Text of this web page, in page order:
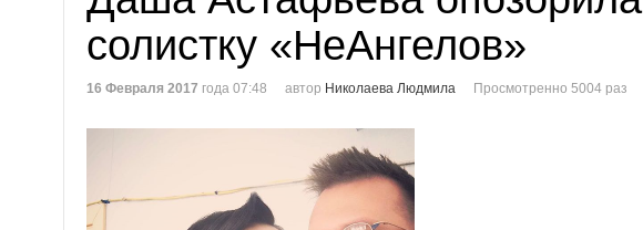
солистку «НеАнгелов»
16 Февраля 2017 года 07:48 автор Николаева Людмила Просмотренно 5004 раз